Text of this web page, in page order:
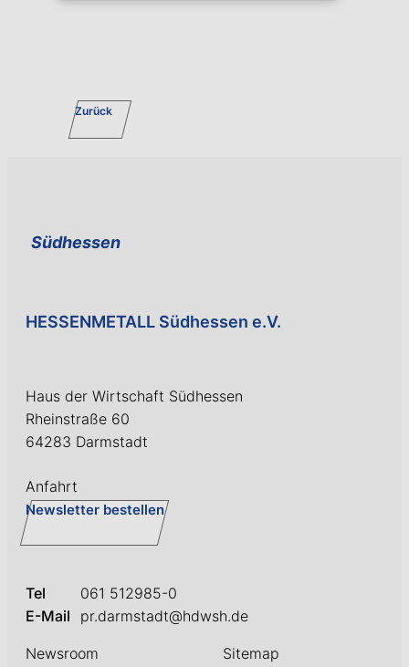
Zurück
Südhessen
HESSENMETALL Südhessen e.V.
Haus der Wirtschaft Südhessen
Rheinstraße 60
64283 Darmstadt
Anfahrt
Newsletter bestellen
Tel
061 512985-0
E-Mail
pr.darmstadt@hdwsh.de
Newsroom
Sitemap